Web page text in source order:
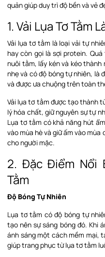
quản giúp duy trì độ bền và vẻ
1. Vải Lụa Tơ Tằm
Vải lụa tơ tằm là loại vải tự
hay còn gọi là sợi protein.
nuôi tằm, lấy kén và kéo thành
nhẹ và có độ bóng tự nhiên, là
và được ưa chuộng trên toàn
Vải lụa tơ tằm được tạo thành
lý hóa chất, giữ nguyên sự tự
Lụa tơ tằm có khả năng hút
vào mùa hè và giữ ấm vào
cho người mặc.
2. Đặc Điểm Nổi
Tằm
Độ Bóng Tự Nhiên
Lụa tơ tằm có độ bóng tự
tạo nên sự sáng bóng đó. Khi
ánh sáng một cách mềm mại,
giúp trang phục từ lụa tơ tằm